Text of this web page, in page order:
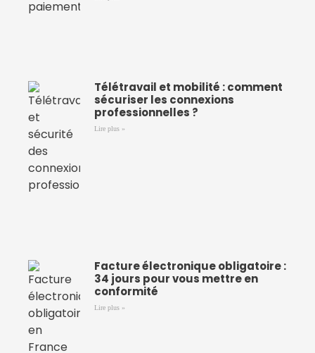
Télétravail et mobilité : comment
sécuriser les connexions
professionnelles ?
Lire plus »
Facture électronique obligatoire :
34 jours pour vous mettre en
conformité
Lire plus »